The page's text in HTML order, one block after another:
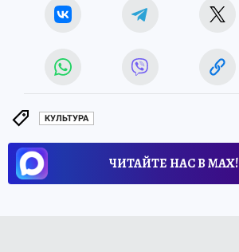
КУЛЬТУРА
ЧИТАЙТЕ НАС В МАХ!